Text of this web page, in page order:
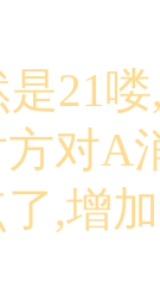
21
对A
,增